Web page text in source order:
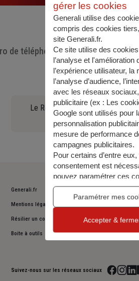
de téléphone utiles
Le Règlement général sur la
(90.97 KO)
Generali.fr
Mentions légales
Résilier un contrat
Boite à outils
Suivez-nous sur les réseaux sociaux
gérer les cookies
Generali utilise des
compris des cookies
site Generali.fr.
Ce site utilise des
l’analyse et l'amélioration
l’expérience utilisateur, la
l’analyse d’audience,
avec les réseaux
publicitaire (ex : Les
Google sont utilisés pour
personnalisation
mesure de performance
campagnes publicitaires.
Pour certains d’entre
consentement est
pouvez paramétrer ces
bien tous les accepter, ou
décider de continuer votre
navigation sans les
pourrez modifier ce choix
Pour plus d’information,
Paramétrer mes
Accepter &